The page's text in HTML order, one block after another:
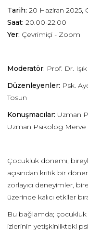
Tarih: 20 Haziran 2025,
Saat: 20.00-22.00
Yer: Çevrimiçi - Zoom
Moderatör: Prof. Dr.
Düzenleyenler: Psk.
Tosun
Konuşmacılar: Uzman
Uzman Psikolog
Çocukluk dönemi,
açısından kritik bir
zorlayıcı deneyimler,
üzerinde kalıcı etkiler
Bu bağlamda; çocukluk
izlerinin yetişkinlikteki